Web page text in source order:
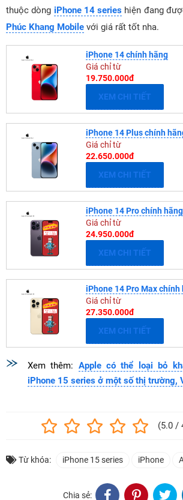
thuộc dòng iPhone 14 series hiện đang
Phúc Khang Mobile với giá rất tốt nha.
iPhone 14 chính hãng
Giá chỉ từ
19.750.000đ
XEM CHI TIẾT
iPhone 14 Plus chính
Giá chỉ từ
22.650.000đ
XEM CHI TIẾT
iPhone 14 Pro chính hãng
Giá chỉ từ
24.950.000đ
XEM CHI TIẾT
iPhone 14 Pro Max chính
Giá chỉ từ
27.350.000đ
XEM CHI TIẾT
Xem thêm: Apple có thể loại bỏ
iPhone 15 series ở một số thị trường,
(5.0 /
Từ khóa: iPhone 15 series iPhone
Chia sẻ: